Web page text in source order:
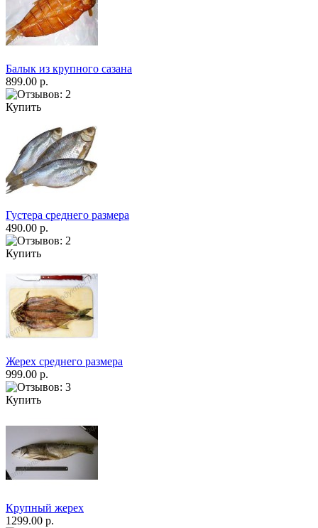
Балык из крупного сазана
899.00 р.
Купить
Густера среднего размера
490.00 р.
Купить
Жерех среднего размера
999.00 р.
Купить
Крупный жерех
1299.00 р.